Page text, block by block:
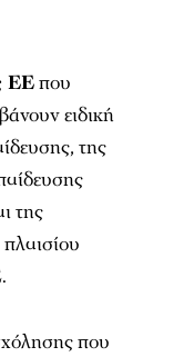
ΕΕπου
ειδική
της
της
που